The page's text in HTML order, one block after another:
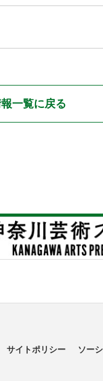
一覧に戻る
サイトポリシー ソー